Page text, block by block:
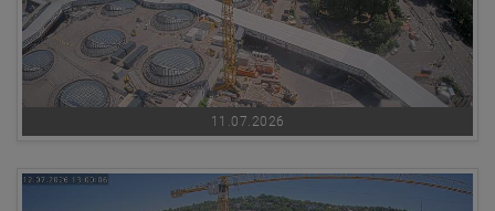
11.07.2026